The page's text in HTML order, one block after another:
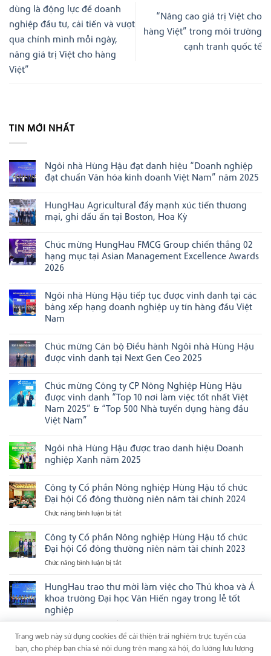
dùng là động lực để doanh
nghiệp đầu tư, cải tiến và vượt
qua chính mình mỗi ngày,
nâng giá trị Việt cho hàng
Việt”
“Nâng cao giá trị Việt cho
hàng Việt” trong môi trường
cạnh tranh quốc tế
TIN MỚI NHẤT
Ngôi nhà Hùng Hậu đạt danh hiệu “Doanh nghiệp
đạt chuẩn Văn hóa kinh doanh Việt Nam” năm 2025
bình
luận
ở
Hùng
Hậu
đạt
danh
nghiệp
đạt
chuẩn
Văn
hóa
Việt
Nam”
năm
HungHau Agricultural đẩy mạnh xúc tiến thương
mại, ghi dấu ấn tại Boston, Hoa Kỳ
bình
luận
ở
HungHau
mạnh
xúc
tiến
thương
mại,
ấn
tại
Boston,
Chúc mừng HungHau FMCG Group chiến thắng 02
hạng mục tại Asian Management Excellence Awards
2026
bình
luận
ở
Chúc
FMCG
Group
chiến
hạng
mục
tại
Asian
Management
Excellence
Ngôi nhà Hùng Hậu tiếp tục được vinh danh tại các
bảng xếp hạng doanh nghiệp uy tín hàng đầu Việt
Nam
bình
luận
ở
Hùng
Hậu
tiếp
tục
được
vinh
các
bảng
xếp
nghiệp
uy
tín
hàng
Nam
Chúc mừng Cán bộ Điều hành Ngôi nhà Hùng Hậu
được vinh danh tại Next Gen Ceo 2025
bình
luận
ở
Chúc
mừng
Cán
hành
Ngôi
nhà
được
vinh
danh
tại
Ceo
2025
Chúc mừng Công ty CP Nông Nghiệp Hùng Hậu
được vinh danh “Top 10 nơi làm việc tốt nhất Việt
Nam 2025” & “Top 500 Nhà tuyển dụng hàng đầu
Việt Nam”
bình
luận
ở
Công
ty
CP
Nông
Hậu
được
vinh
danh
“Top
nơi
làm
việc
nhất
Việt
2025”
&
“Top
Ngôi nhà Hùng Hậu được trao danh hiệu Doanh
nghiệp Xanh năm 2025
bình
luận
ở
Ngôi
Hậu
được
trao
danh
hiệu
nghiệp
Xanh
năm
2025
Công ty Cổ phần Nông nghiệp Hùng Hậu tổ chức
Đại hội Cổ đông thường niên năm tài chính 2024
Chức năng bình luận bị tắt
ty
phần
Hùng
Hậu
tổ
hội
Cổ
Công ty Cổ phần Nông nghiệp Hùng Hậu tổ chức
Đại hội Cổ đông thường niên năm tài chính 2023
Chức năng bình luận bị tắt
phần
nghiệp
Hùng
Hậu
HungHau trao thư mời làm việc cho Thủ khoa và Á
khoa trường Đại học Văn Hiến ngay trong lễ tốt
nghiệp
Chức năng bình luận bị tắtở
HungHau
trao
Trang web này sử dụng cookies để cải thiện trải nghiệm trực tuyến của
bạn, cho phép bạn chia sẻ nội dung trên mạng xã hội, đo lường lưu lượng